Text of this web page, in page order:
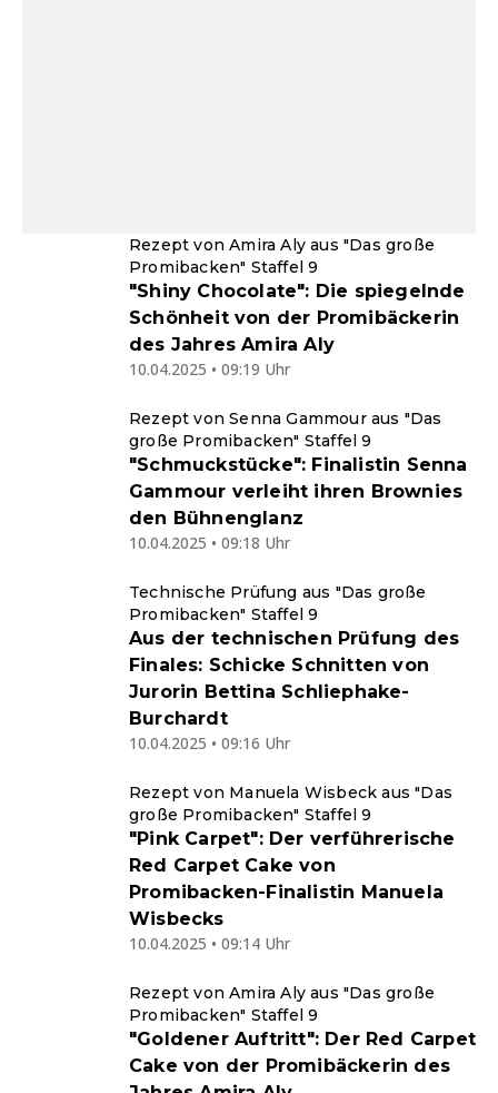
Rezept von Amira Aly aus "Das große
Promibacken" Staffel 9
"Shiny Chocolate": Die spiegelnde
Schönheit von der Promibäckerin
des Jahres Amira Aly
10.04.2025 • 09:19 Uhr
Rezept von Senna Gammour aus "Das
große Promibacken" Staffel 9
"Schmuckstücke": Finalistin Senna
Gammour verleiht ihren Brownies
den Bühnenglanz
10.04.2025 • 09:18 Uhr
Technische Prüfung aus "Das große
Promibacken" Staffel 9
Aus der technischen Prüfung des
Finales: Schicke Schnitten von
Jurorin Bettina Schliephake-
Burchardt
10.04.2025 • 09:16 Uhr
Rezept von Manuela Wisbeck aus "Das
große Promibacken" Staffel 9
"Pink Carpet": Der verführerische
Red Carpet Cake von
Promibacken-Finalistin Manuela
Wisbecks
10.04.2025 • 09:14 Uhr
Rezept von Amira Aly aus "Das große
Promibacken" Staffel 9
"Goldener Auftritt": Der Red Carpet
Cake von der Promibäckerin des